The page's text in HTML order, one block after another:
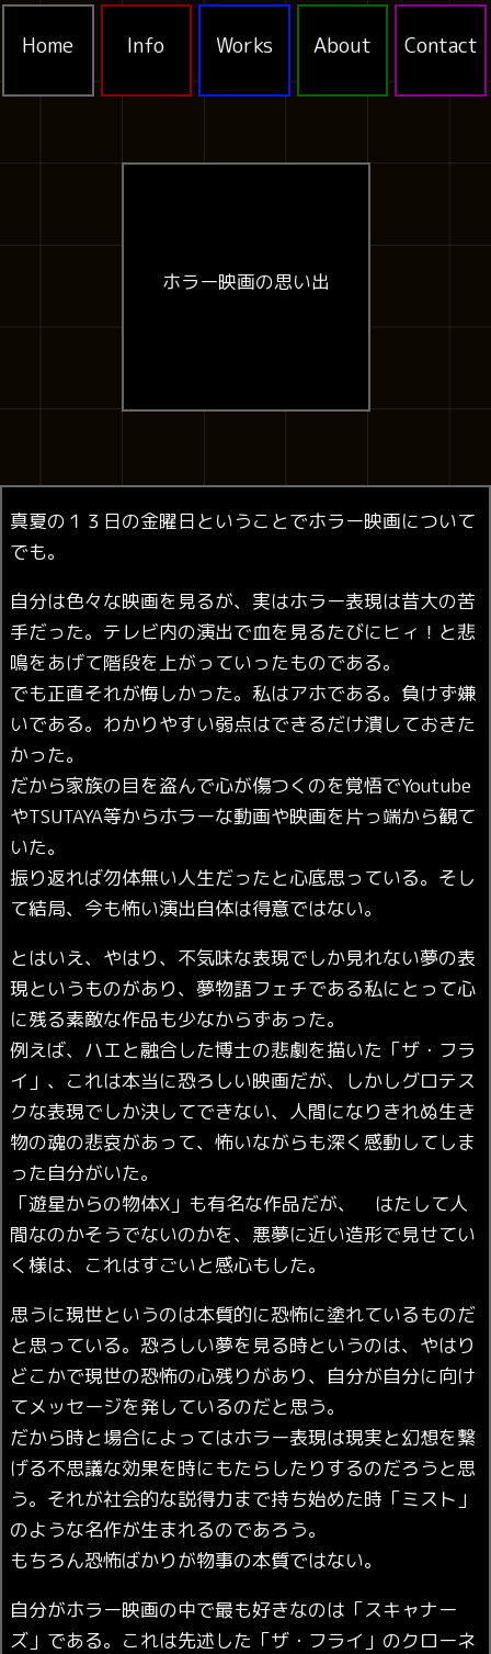
Home Info Works About Contact
ホラー映画の思い出
真夏の１３日の金曜日ということでホラー映画について
でも。
自分は色々な映画を見るが、実はホラー表現は昔大の苦
手だった。テレビ内の演出で血を見るたびにヒィ！と悲
鳴をあげて階段を上がっていったものである。
でも正直それが悔しかった。私はアホである。負けず嫌
いである。わかりやすい弱点はできるだけ潰しておきた
かった。
だから家族の目を盗んで心が傷つくのを覚悟でYoutube
やTSUTAYA等からホラーな動画や映画を片っ端から観て
いた。
振り返れば勿体無い人生だったと心底思っている。そし
て結局、今も怖い演出自体は得意ではない。
とはいえ、やはり、不気味な表現でしか見れない夢の表
現というものがあり、夢物語フェチである私にとって心
に残る素敵な作品も少なからずあった。
例えば、ハエと融合した博士の悲劇を描いた「ザ・フラ
イ」、これは本当に恐ろしい映画だが、しかしグロテス
クな表現でしか決してできない、人間になりきれぬ生き
物の魂の悲哀があって、怖いながらも深く感動してしま
った自分がいた。
「遊星からの物体X」も有名な作品だが、 はたして人
間なのかそうでないのかを、悪夢に近い造形で見せてい
く様は、これはすごいと感心もした。
思うに現世というのは本質的に恐怖に塗れているものだ
と思っている。恐ろしい夢を見る時というのは、やはり
どこかで現世の恐怖の心残りがあり、自分が自分に向け
てメッセージを発しているのだと思う。
だから時と場合によってはホラー表現は現実と幻想を繋
げる不思議な効果を時にもたらしたりするのだろうと思
う。それが社会的な説得力まで持ち始めた時「ミスト」
のような名作が生まれるのであろう。
もちろん恐怖ばかりが物事の本質ではない。
自分がホラー映画の中で最も好きなのは「スキャナー
ズ」である。これは先述した「ザ・フライ」のクローネ